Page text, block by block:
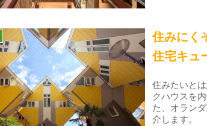
住みにく
住宅キュ
住みたいと
クハウスを
た、オラン
介します。